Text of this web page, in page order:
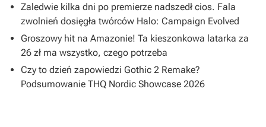
Zaledwie kilka dni po premierze nadszedł cios. Fala
zwolnień dosięgła twórców Halo: Campaign Evolved
Groszowy hit na Amazonie! Ta kieszonkowa latarka za
26 zł ma wszystko, czego potrzeba
Czy to dzień zapowiedzi Gothic 2 Remake?
Podsumowanie THQ Nordic Showcase 2026